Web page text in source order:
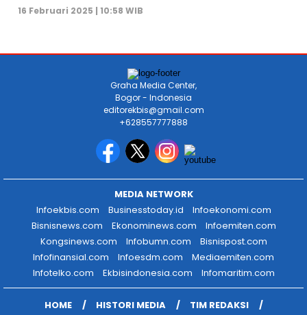
16 Februari 2025 | 10:58 WIB
Graha Media Center,
Bogor - Indonesia
editorekbis@gmail.com
+628557777888
MEDIA NETWORK
Infoekbis.com
Businesstoday.id
Infoekonomi.com
Bisnisnews.com
Ekonominews.com
Infoemiten.com
Kongsinews.com
Infobumn.com
Bisnispost.com
Infofinansial.com
Infoesdm.com
Mediaemiten.com
Infotelko.com
Ekbisindonesia.com Infomaritim.com
HOME HISTORI MEDIA
TIM REDAKSI